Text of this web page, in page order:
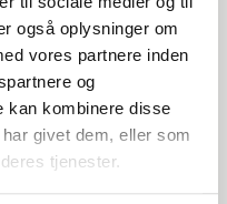
også oplysninger om
vores partnere inden
og
kan kombinere disse
givet dem, eller som
tjenester.
om produkter,
rådgivning